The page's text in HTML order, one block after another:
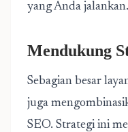
yang Anda jalankan.
Mendukung
Sebagian besar
juga
SEO. Strategi ini